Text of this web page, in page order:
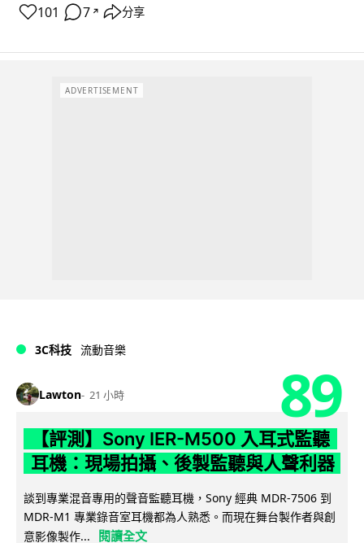
101 7 ↗ 分享
ADVERTISEMENT
3C科技 流動音樂
Lawton 21 小時 89
【評測】Sony IER-M500 入耳式監聽
耳機：現場拍攝、後製監聽與人聲利器
談到專業混音專用的聲音監聽耳機，Sony 經典 MDR-7506 到
MDR-M1 專業錄音室耳機都為人熟悉。而現在舞台製作者與創
意影像製作...
閱讀全文